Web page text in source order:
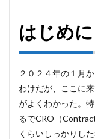
はじめに
２０２４年の１月
わけだが、ここに
がよくわかった。
るでCRO（
くらいしっかりし